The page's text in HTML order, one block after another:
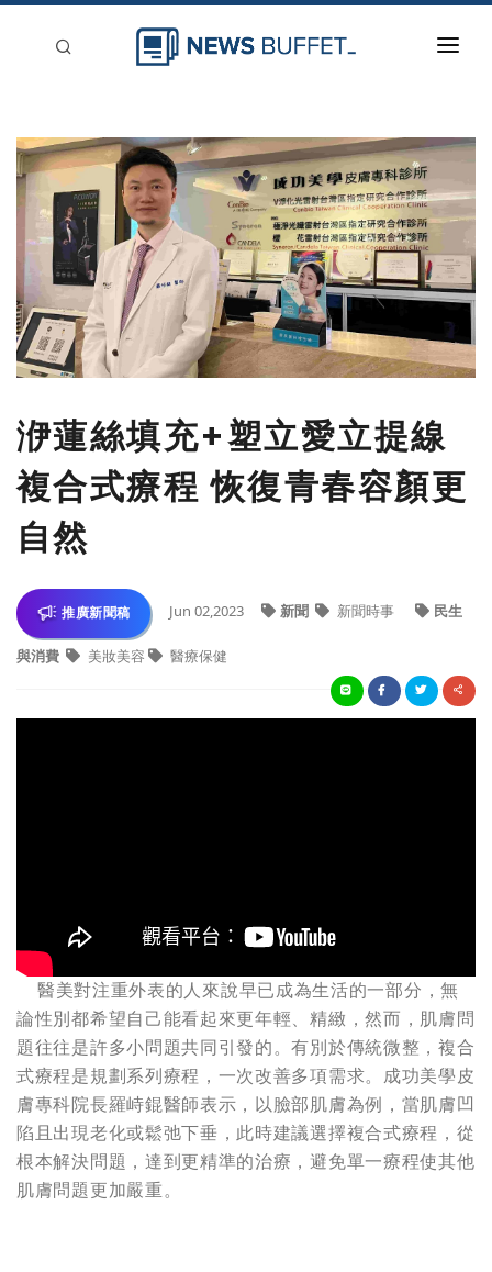
新聞稿分類
登入
刊登
洢蓮絲填充+塑立愛立提線
複合式療程 恢復青春容顏更
自然
推廣新聞稿 Jun 02,2023 新聞 新聞時事 民生
與消費 美妝美容 醫療保健
醫美對注重外表的人來說早已成為生活的一部分，無
論性別都希望自己能看起來更年輕、精緻，然而，肌膚問
題往往是許多小問題共同引發的。有別於傳統微整，複合
式療程是規劃系列療程，一次改善多項需求。成功美學皮
膚專科院長羅峙錕醫師表示，以臉部肌膚為例，當肌膚凹
陷且出現老化或鬆弛下垂，此時建議選擇複合式療程，從
根本解決問題，達到更精準的治療，避免單一療程使其他
肌膚問題更加嚴重。